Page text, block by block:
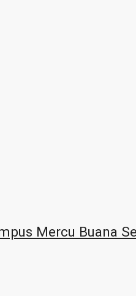
Mercu Buana